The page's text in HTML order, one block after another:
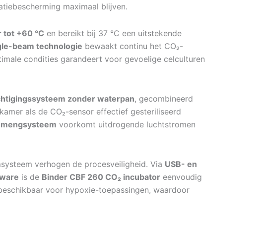
maximaal blijven.
tot +60 °C en bereikt bij 37 °C een uitstekende
beam technologie bewaakt continu het CO₂-
condities garandeert voor gevoelige celculturen
zonder waterpan, gecombineerd
als de CO₂-sensor effectief gesteriliseerd
voorkomt uitdrogende luchtstromen
verhogen de procesveiligheid. Via USB- en
is de Binder CBF 260 CO₂ incubator eenvoudig
voor hypoxie-toepassingen, waardoor